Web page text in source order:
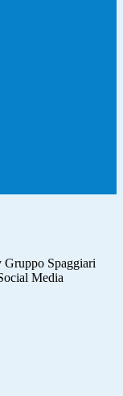
Gruppo Spaggiari
Media